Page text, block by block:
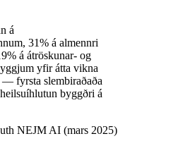
á
31% á almennri
á átröskunar- og
yfir átta vikna
fyrsta slembiraðaða
byggðri á
NEJM AI (mars 2025)